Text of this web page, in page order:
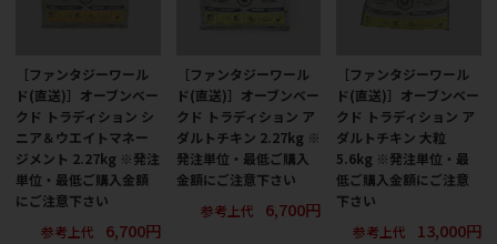
［ファンタジーワール
ド(直送)］オーブンベー
クド トラディション シ
ニア＆ウエイトマネー
ジメント 2.27kg ※発注
単位・最低ご購入金額
にご注意下さい
参考上代
6,700円
［ファンタジーワール
ド(直送)］オーブンベー
クド トラディション ア
ダルトチキン 2.27kg ※
発注単位・最低ご購入
金額にご注意下さい
参考上代
6,700円
［ファンタジーワール
ド(直送)］オーブンベー
クド トラディション ア
ダルトチキン 大粒
5.6kg ※発注単位・最
低ご購入金額にご注意
下さい
参考上代
13,000円